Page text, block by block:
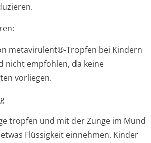
metavirulent®-Tropfen bei Kindern
nicht empfohlen, da keine
vorliegen.
tropfen und mit der Zunge im Mund
Flüssigkeit einnehmen. Kinder